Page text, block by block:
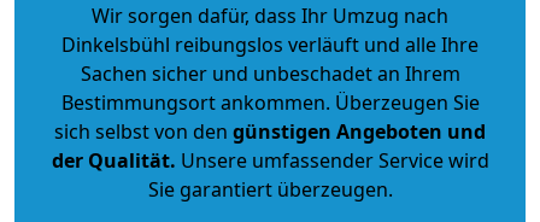
Wir sorgen dafür, dass Ihr Umzug nach
Dinkelsbühl reibungslos verläuft und alle Ihre
Sachen sicher und unbeschadet an Ihrem
Bestimmungsort ankommen. Überzeugen Sie
sich selbst von den günstigen Angeboten und
der Qualität. Unsere umfassender Service wird
Sie garantiert überzeugen.